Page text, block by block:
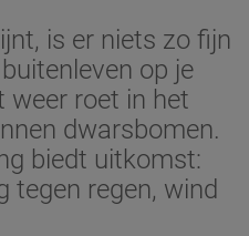
is er niets zo fijn
op je
weer roet in het
dwarsbomen.
biedt uitkomst:
tegen regen, wind